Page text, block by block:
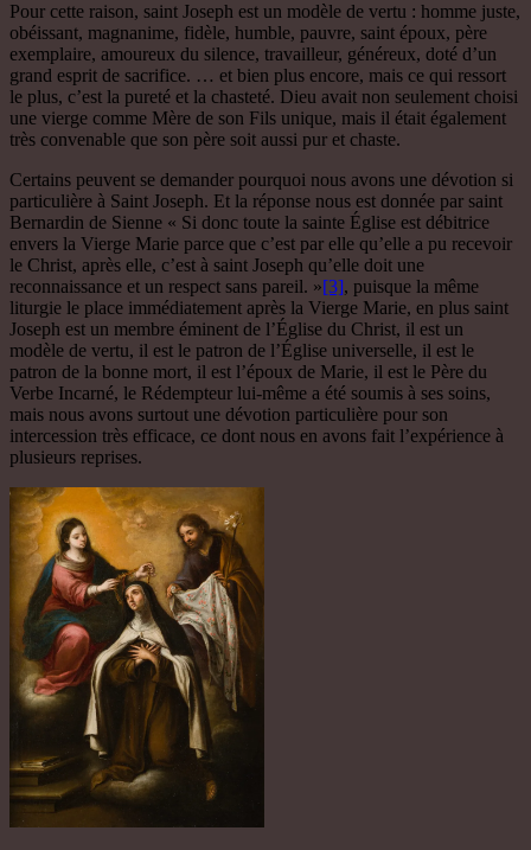
Pour cette raison, saint Joseph est un modèle de vertu : homme juste,
obéissant, magnanime, fidèle, humble, pauvre, saint époux, père
exemplaire, amoureux du silence, travailleur, généreux, doté d’un
grand esprit de sacrifice. … et bien plus encore, mais ce qui ressort
le plus, c’est la pureté et la chasteté. Dieu avait non seulement choisi
une vierge comme Mère de son Fils unique, mais il était également
très convenable que son père soit aussi pur et chaste.
Certains peuvent se demander pourquoi nous avons une dévotion si
particulière à Saint Joseph. Et la réponse nous est donnée par saint
Bernardin de Sienne « Si donc toute la sainte Église est débitrice
envers la Vierge Marie parce que c’est par elle qu’elle a pu recevoir
le Christ, après elle, c’est à saint Joseph qu’elle doit une
reconnaissance et un respect sans pareil. »[3], puisque la même
liturgie le place immédiatement après la Vierge Marie, en plus saint
Joseph est un membre éminent de l’Église du Christ, il est un
modèle de vertu, il est le patron de l’Église universelle, il est le
patron de la bonne mort, il est l’époux de Marie, il est le Père du
Verbe Incarné, le Rédempteur lui-même a été soumis à ses soins,
mais nous avons surtout une dévotion particulière pour son
intercession très efficace, ce dont nous en avons fait l’expérience à
plusieurs reprises.